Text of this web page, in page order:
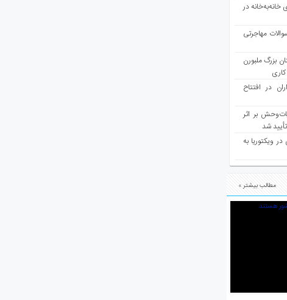
خانه‌به‌خانه در
مهاجرتی
بزرگ ملبورن
در افتتاح
بر اثر
تأیید شد
ویکتوریا به
مطالب بیشتر »